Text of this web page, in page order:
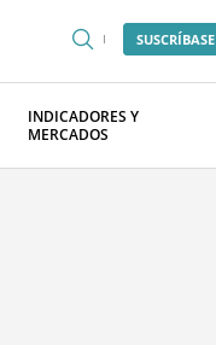
SUSCRÍBASE
INDICADORES Y
MERCADOS